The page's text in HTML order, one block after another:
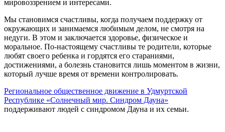
мировоззрением и интересами.
Мы становимся счастливы, когда получаем поддержку от
окружающих и занимаемся любимым делом, не смотря на
недуги. В этом и заключается здоровье, физическое и
моральное. По-настоящему счастливы те родители, которые
любят своего ребенка и гордятся его стараниями,
достижениями, а болезнь становится лишь моментом в жизни,
который лучше время от времени контролировать.
Региональное общественное движение в Удмуртской
Республике «Солнечный мир. Синдром Дауна»
поддерживают людей с синдромом Дауна и их семьи.